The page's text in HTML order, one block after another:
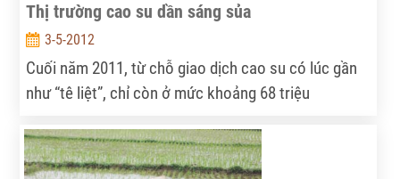
Thị trường cao su dần sáng sủa
3-5-2012
Cuối năm 2011, từ chỗ giao dịch cao su có lúc gần
như “tê liệt”, chỉ còn ở mức khoảng 68 triệu
cao su tồn kho khá lớn do tiêu thụ khó khăn, có Cty
tồn tới 7.000 tấn. Thế nhưng, sang quí 1/2012 và